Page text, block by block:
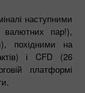
наступними
валютних пар!),
похідними на
і CFD (26
платформі